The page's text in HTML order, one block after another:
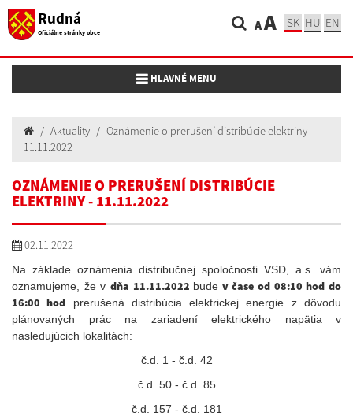
Rudná
Oficiálne stránky obce AA SK HU EN
Toggle navigation
HLAVNÉ MENU
Aktuality
Oznámenie o prerušení distribúcie elektriny -
11.11.2022
OZNÁMENIE O PRERUŠENÍ DISTRIBÚCIE
ELEKTRINY - 11.11.2022
02.11.2022
Na základe oznámenia distribučnej spoločnosti VSD, a.s. vám
oznamujeme, že v dňa 11.11.2022 bude v čase od 08:10 hod do
16:00 hod prerušená distribúcia elektrickej energie z dôvodu
plánovaných prác na zariadení elektrického napätia v
nasledujúcich lokalitách:
č.d. 1 - č.d. 42
č.d. 50 - č.d. 85
č.d. 157 - č.d. 181